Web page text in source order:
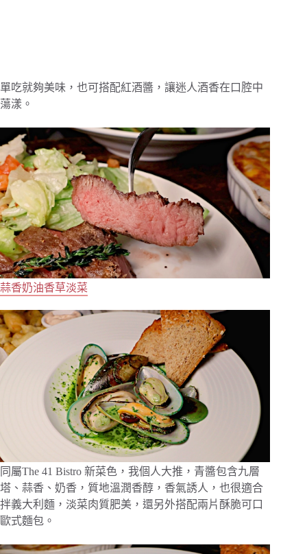
單吃就夠美味，也可搭配紅酒醬，讓迷人酒香在口腔中
蕩漾。
蒜香奶油香草淡菜
同屬The 41 Bistro 新菜色，我個人大推，青醬包含九層
塔、蒜香、奶香，質地溫潤香醇，香氣誘人，也很適合
拌義大利麵，淡菜肉質肥美，還另外搭配兩片酥脆可口
歐式麵包。